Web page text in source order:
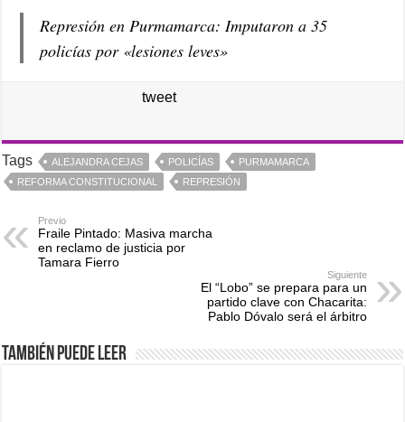
Represión en Purmamarca: Imputaron a 35
policías por «lesiones leves»
tweet
Tags ALEJANDRA CEJAS POLICÍAS
PURMAMARCA
REFORMA CONSTITUCIONAL
REPRESIÓN
Previo
Fraile Pintado: Masiva marcha
en reclamo de justicia por
Tamara Fierro
Siguiente
El “Lobo” se prepara para un
partido clave con Chacarita:
Pablo Dóvalo será el árbitro
También puede leer